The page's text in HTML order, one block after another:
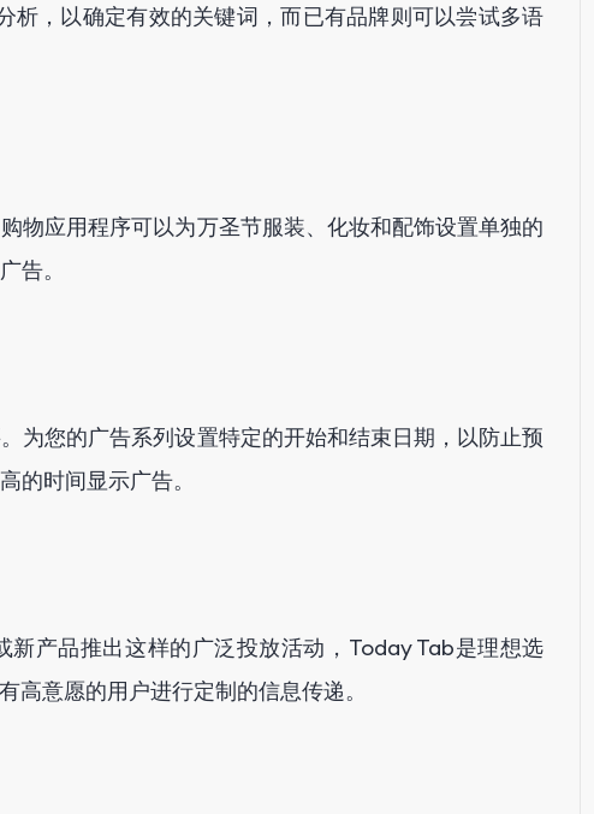
析，以确定有效的关键词，而已有品牌则可以尝试多语
物应用程序可以为万圣节服装、化妆和配饰设置单独的
告。
为您的广告系列设置特定的开始和结束日期，以防止预
的时间显示广告。
产品推出这样的广泛投放活动，Today Tab是理想选
意愿的用户进行定制的信息传递。